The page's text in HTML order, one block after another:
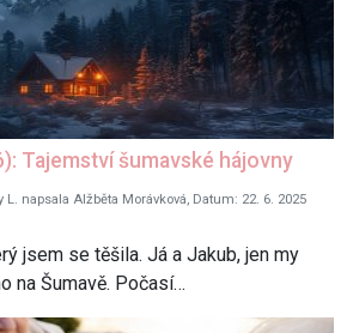
Tajemství šumavské hájovny
napsala Alžběta Morávková, Datum: 22. 6. 2025
jsem se těšila. Já a Jakub, jen my
na Šumavě. Počasí…